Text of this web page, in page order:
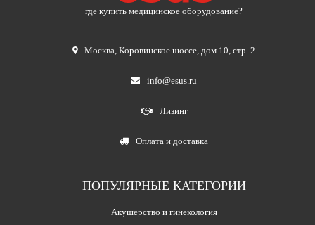
где купить медицинское оборудование?
Москва,Коровинское шоссе, дом 10, стр. 2
info@esus.ru
Лизинг
Оплата и доставка
ПОПУЛЯРНЫЕ КАТЕГОРИИ
Акушерство и гинекология